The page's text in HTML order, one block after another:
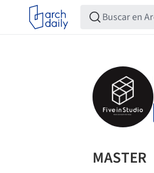
MASTER